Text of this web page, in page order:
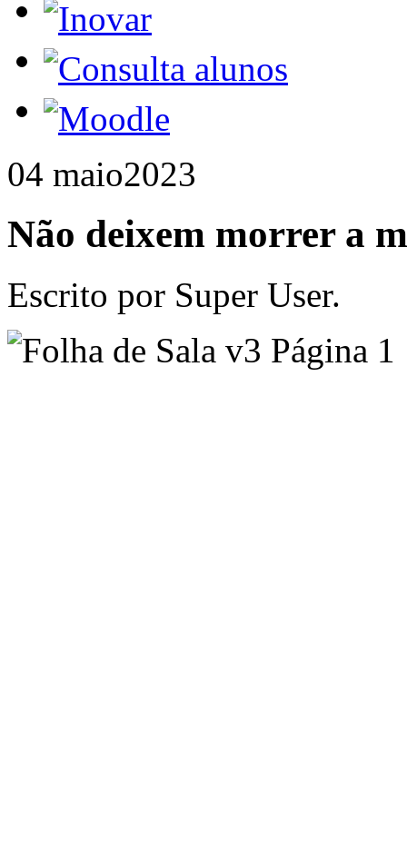
04 maio2023
Não deixem morrer a
Escrito por Super User.